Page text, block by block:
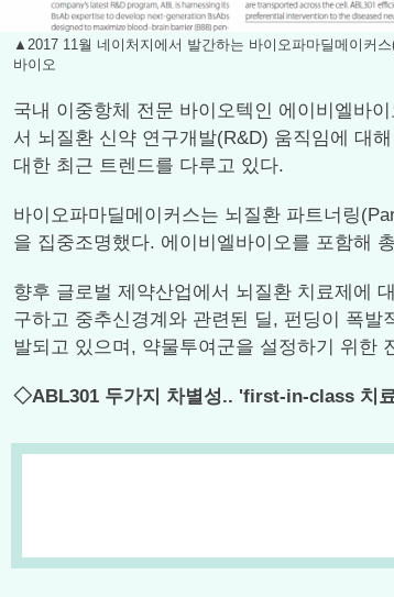
▲2017 11월 네이처지에서 발간하는 바이오파마딜메이커
바이오
국내 이중항체 전문 바이오텍인 에이비엘바
서 뇌질환 신약 연구개발(R&D) 움직임에 대
대한 최근 트렌드를 다루고 있다.
바이오파마딜메이커스는 뇌질환 파트너링
을 집중조명했다. 에이비엘바이오를 포함해
향후 글로벌 제약산업에서 뇌질환 치료제에
구하고 중추신경계와 관련된 딜, 펀딩이 폭
발되고 있으며, 약물투여군을 설정하기 위한
◇ABL301 두가지 차별성.. 'first-in-class 치